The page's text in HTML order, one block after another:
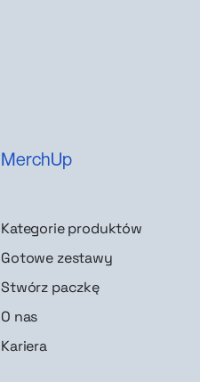
MerchUp
Kategorie produktów
Gotowe zestawy
Stwórz paczkę
O nas
Kariera